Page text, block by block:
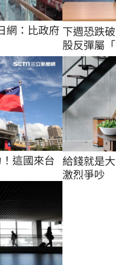
網：比政府 下週恐跌
股反彈屬
這國來台 給錢就是
激烈爭吵